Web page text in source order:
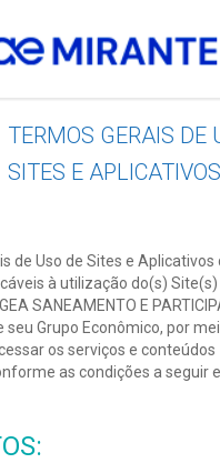
TERMOS GERAIS DE
SITES E
de Uso de Sites e Aplicativos
à utilização do(s)
SANEAMENTO E
Grupo Econômico, por
os serviços e conteúdos
as condições a seguir